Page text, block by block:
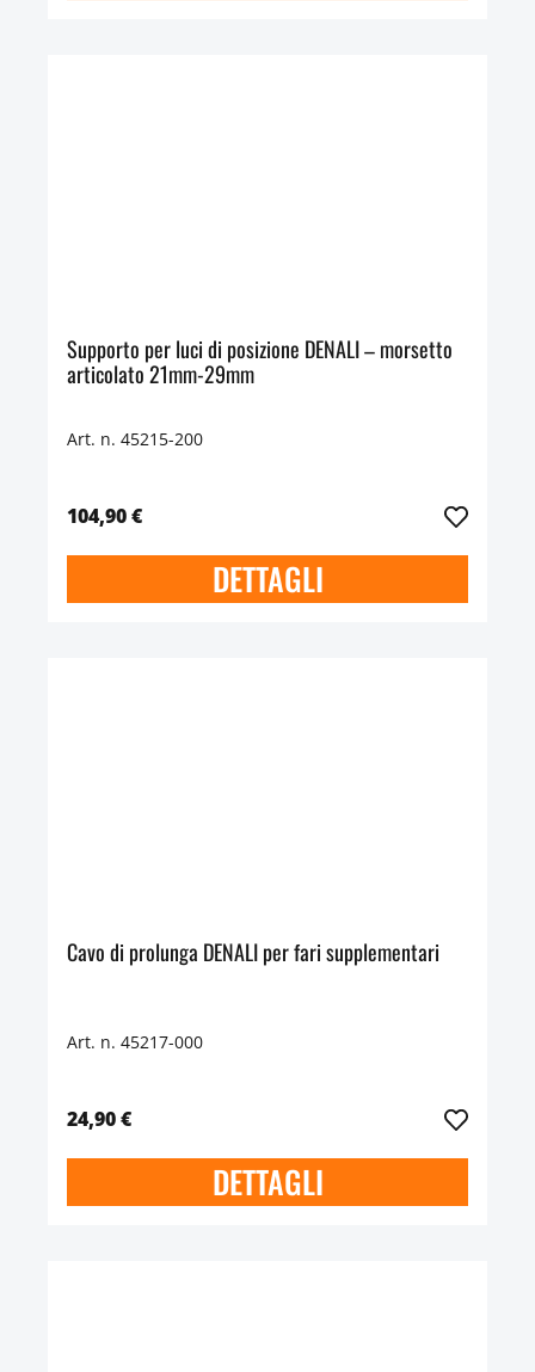
Supporto per luci di posizione DENALI – morsetto
articolato 21mm-29mm
Art. n. 45215-200
104,90 €
DETTAGLI
Cavo di prolunga DENALI per fari supplementari
Art. n. 45217-000
24,90 €
DETTAGLI